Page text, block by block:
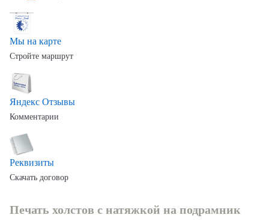
Мы на карте
Стройте маршрут
Яндекс Отзывы
Комментарии
Реквизиты
Скачать договор
Печать холстов с натяжкой на подрамник